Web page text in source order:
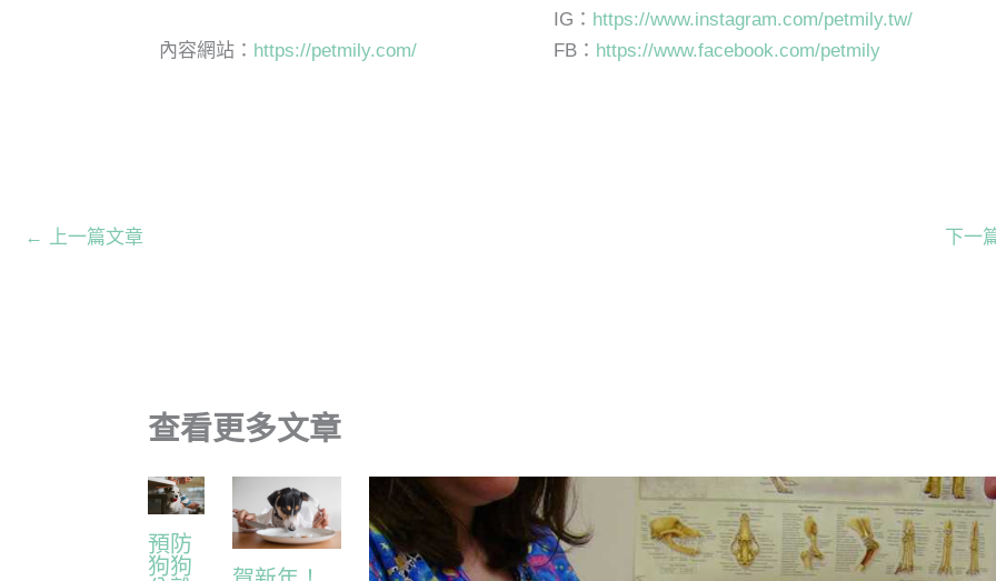
內容網站： https://petmily.com/
IG： https://www.instagram.com/petmily.tw/
FB： https://www.facebook.com/petmily
← 上一篇文章 下一
查看更多文章
預防
狗狗